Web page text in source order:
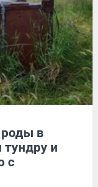
в
тундру и
с